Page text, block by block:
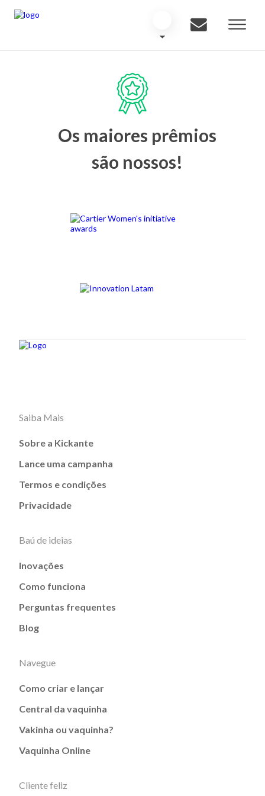
Os maiores prêmios
são nossos!
Saiba Mais
Sobre a Kickante
Lance uma campanha
Termos e condições
Privacidade
Baú de ideias
Inovações
Como funciona
Perguntas frequentes
Blog
Navegue
Como criar e lançar
Central da vaquinha
Vakinha ou vaquinha?
Vaquinha Online
Cliente feliz